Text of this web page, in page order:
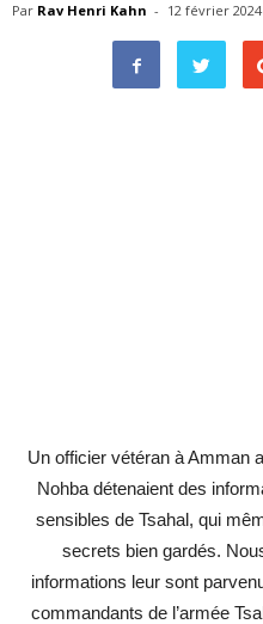
Par Rav Henri Kahn - 12 février 2024
Un officier vétéran à Amman
Nohba détenaient des
sensibles de Tsahal, qui
secrets bien gardés.
informations leur sont
commandants de l’armée